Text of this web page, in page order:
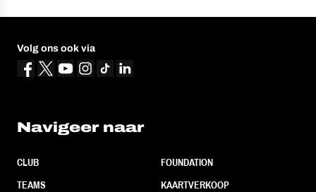
Volg ons ook via
Navigeer naar
CLUB
TEAMS
FOUNDATION
KAARTVERKOOP